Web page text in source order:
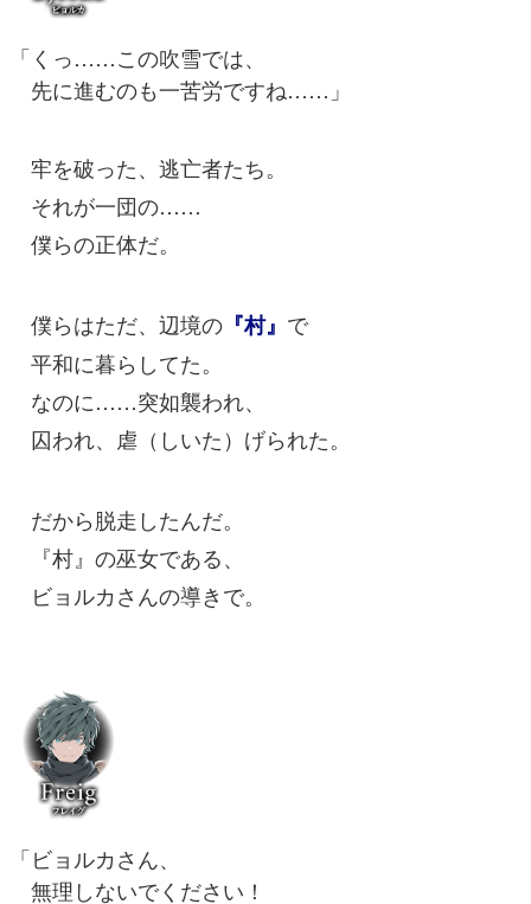
「くっ……この吹雪では、
先に進むのも一苦労ですね……」
牢を破った、逃亡者たち。
それが一団の……
僕らの正体だ。
僕らはただ、辺境の 『村』 で
平和に暮らしてた。
なのに……突如襲われ、
囚われ、虐（しいた）げられた。
だから脱走したんだ。
『村』の巫女である、
ビョルカさんの導きで。
「ビョルカさん、
無理しないでください！